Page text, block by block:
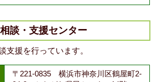
談・支援センター
支援を行っています。
〒221-0835 横浜市神奈川区鶴屋町2-